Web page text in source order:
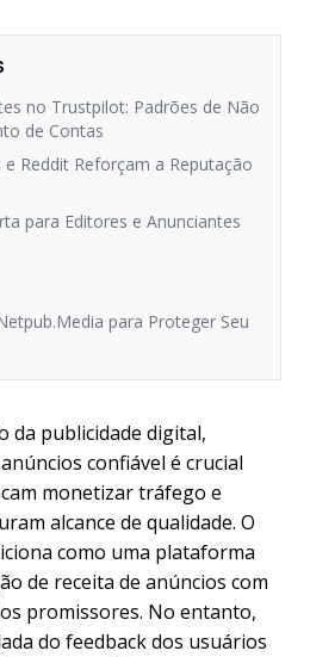
no Trustpilot: Padrões de Não
de Contas
Reddit Reforçam a Reputação
para Editores e Anunciantes
para Proteger Seu
da publicidade digital,
confiável é crucial
monetizar tráfego e
alcance de qualidade. O
como uma plataforma
de receita de anúncios com
promissores. No entanto,
do feedback dos usuários